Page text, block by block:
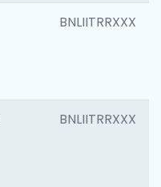
BNLIITRRXXX
BNLIITRRXXX